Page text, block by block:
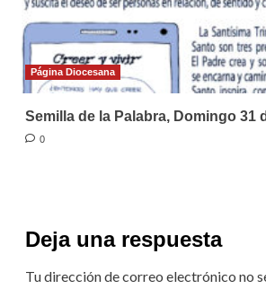
Página Diocesana
Semilla de la Palabra, Domingo 31
0
Deja una respuesta
Tu dirección de correo electrónico no